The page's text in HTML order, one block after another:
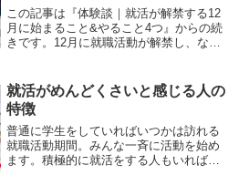
この記事は『体験談｜就活が解禁する12
月に始まること&やること4つ』からの続
きです。12月に就職活動が解禁し、なん
の競争でもありますし、この時は知識が
ないながらも「とに...
就活がめんどくさいと感じる人の
特徴
普通に学生をしていればいつかは訪れる
就職活動期間。みんな一斉に活動を始め
ます。積極的に就活をする人もいれば、